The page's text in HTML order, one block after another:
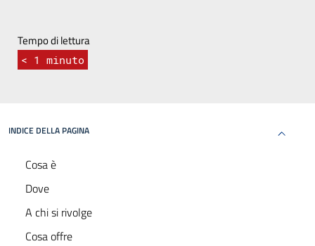
Tempo di lettura
< 1 minuto
INDICE DELLA PAGINA
Cosa è
Dove
A chi si rivolge
Cosa offre